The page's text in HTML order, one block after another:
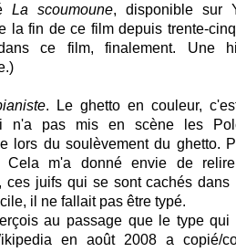
La scoumoune, disponible sur
la fin de ce film depuis trente-
ce film, finalement. Une
. Le ghetto en couleur,
n'a pas mis en scène les
lors du soulèvement du ghetto.
Cela m'a donné envie de
ces juifs qui se sont cachés
il ne fallait pas être typé.
au passage que le type
en août 2008 a copié/